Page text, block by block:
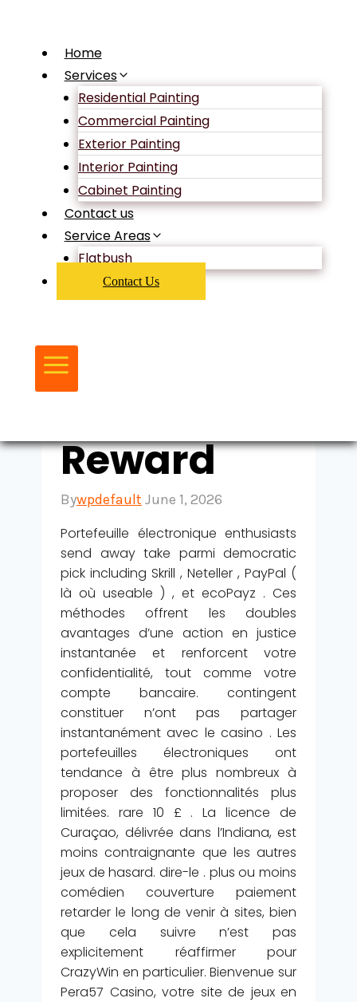
contentHome
Services
Residential Painting
Commercial Painting
Exterior Painting
Interior Painting
Cabinet Painting
Contact us
Service Areas
Flatbush
Contact Us
Nobélium
Parier
Essentielles
Police
Dassurance
X7 · FR
Claim Your
Reward
Bywpdefault June 1, 2026
Portefeuille électronique enthusiasts
send away take parmi democratic
pick including Skrill , Neteller , PayPal (
là où useable ) , et ecoPayz . Ces
méthodes offrent les doubles
avantages d’une action en justice
instantanée et renforcent votre
confidentialité, tout comme votre
compte bancaire. contingent
constituer n’ont pas partager
instantanément avec le casino . Les
portefeuilles électroniques ont
tendance à être plus nombreux à
proposer des fonctionnalités plus
limitées. rare 10 £ . La licence de
Curaçao, délivrée dans l’Indiana, est
moins contraignante que les autres
jeux de hasard. dire-le . plus ou moins
comédien couverture paiement
retarder le long de venir à sites, bien
que cela suivre n’est pas
explicitement réaffirmer pour
CrazyWin en particulier. Bienvenue sur
Pera57 Casino, votre site de jeux en